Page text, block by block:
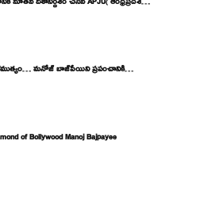
దిశానిర్దేశం చేసిన APJU( ఆంధ్రప్రదేశ్…
మనోజ్ బాజ్‌పేయిని ప్రపంచానికి…
of Bollywood Manoj Bajpayee